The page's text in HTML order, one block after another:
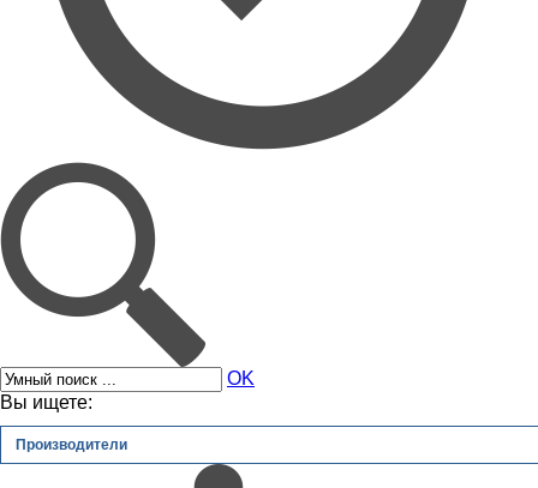
OK
Вы ищете:
Производители